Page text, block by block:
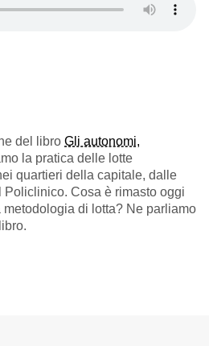
del libro Gli autonomi,
la pratica delle lotte
quartieri della capitale, dalle
Cosa è rimasto oggi
di lotta? Ne parliamo